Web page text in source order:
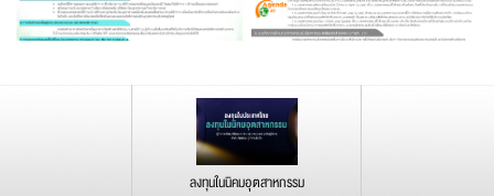
ลงทุนในนิคมอุตสาหกรรม